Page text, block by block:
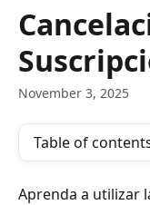
November 3, 2025
Table of
Aprenda a utilizar